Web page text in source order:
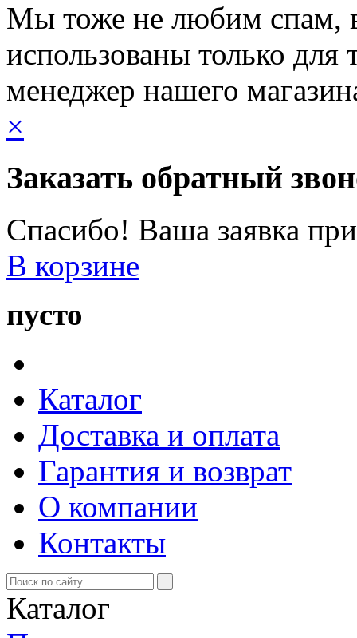
Мы тоже не любим спам,
использованы только для
менеджер нашего
×
Заказать обратный
Спасибо! Ваша заявка
В корзине
пусто
Каталог
Доставка и оплата
Гарантия и возврат
О компании
Контакты
Каталог